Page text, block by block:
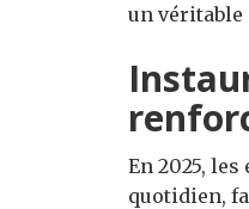
un
En 2025,
quotidien,